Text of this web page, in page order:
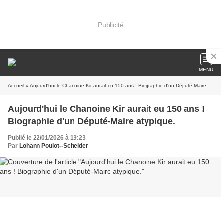
Publicité
MENU
Accueil » Aujourd'hui le Chanoine Kir aurait eu 150 ans ! Biographie d'un Député-Maire atypique.
Aujourd'hui le Chanoine Kir aurait eu 150 ans !
Biographie d'un Député-Maire atypique.
Publié le 22/01/2026 à 19:23
Par Lohann Poulot--Scheider